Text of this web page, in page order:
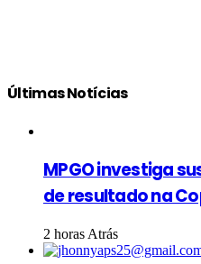
Últimas Notícias
MPGO investiga
de resultado na
2 horas Atrás